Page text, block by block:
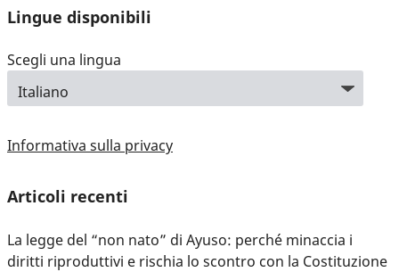
Lingue disponibili
Scegli una lingua
Informativa sulla privacy
Articoli recenti
La legge del “non nato” di Ayuso: perché minaccia i
diritti riproduttivi e rischia lo scontro con la Costituzione